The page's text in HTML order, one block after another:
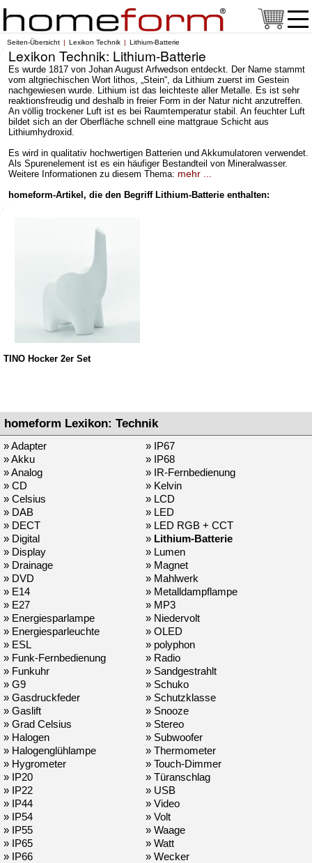
Seiten-Übersicht Lexikon Technik Lithium-Batterie
Lexikon Technik: Lithium-Batterie
Es wurde 1817 von Johan August Arfwedson entdeckt. Der Name stammt
vom altgriechischen Wort lithos, „Stein“, da Lithium zuerst im Gestein
nachgewiesen wurde. Lithium ist das leichteste aller Metalle. Es ist sehr
reaktionsfreudig und deshalb in freier Form in der Natur nicht anzutreffen.
An völlig trockener Luft ist es bei Raumtemperatur stabil. An feuchter Luft
bildet sich an der Oberfläche schnell eine mattgraue Schicht aus
Lithiumhydroxid.
Es wird in qualitativ hochwertigen Batterien und Akkumulatoren verwendet.
Als Spurenelement ist es ein häufiger Bestandteil von Mineralwasser.
Weitere Informationen zu diesem Thema: mehr ...
homeform-Artikel, die den Begriff Lithium-Batterie enthalten:
TINO Hocker 2er Set
homeform Lexikon: Technik
» Adapter
» Akku
» Analog
» CD
» Celsius
» DAB
» DECT
» Digital
» Display
» Drainage
» DVD
» E14
» E27
» Energiesparlampe
» Energiesparleuchte
» ESL
» Funk-Fernbedienung
» Funkuhr
» G9
» Gasdruckfeder
» Gaslift
» Grad Celsius
» Halogen
» Halogenglühlampe
» Hygrometer
» IP20
» IP22
» IP44
» IP54
» IP55
» IP65
» IP66
» IP67
» IP68
» IR-Fernbedienung
» Kelvin
» LCD
» LED
» LED RGB + CCT
» Lithium-Batterie
» Lumen
» Magnet
» Mahlwerk
» Metalldampflampe
» MP3
» Niedervolt
» OLED
» polyphon
» Radio
» Sandgestrahlt
» Schuko
» Schutzklasse
» Snooze
» Stereo
» Subwoofer
» Thermometer
» Touch-Dimmer
» Türanschlag
» USB
» Video
» Volt
» Waage
» Watt
» Wecker